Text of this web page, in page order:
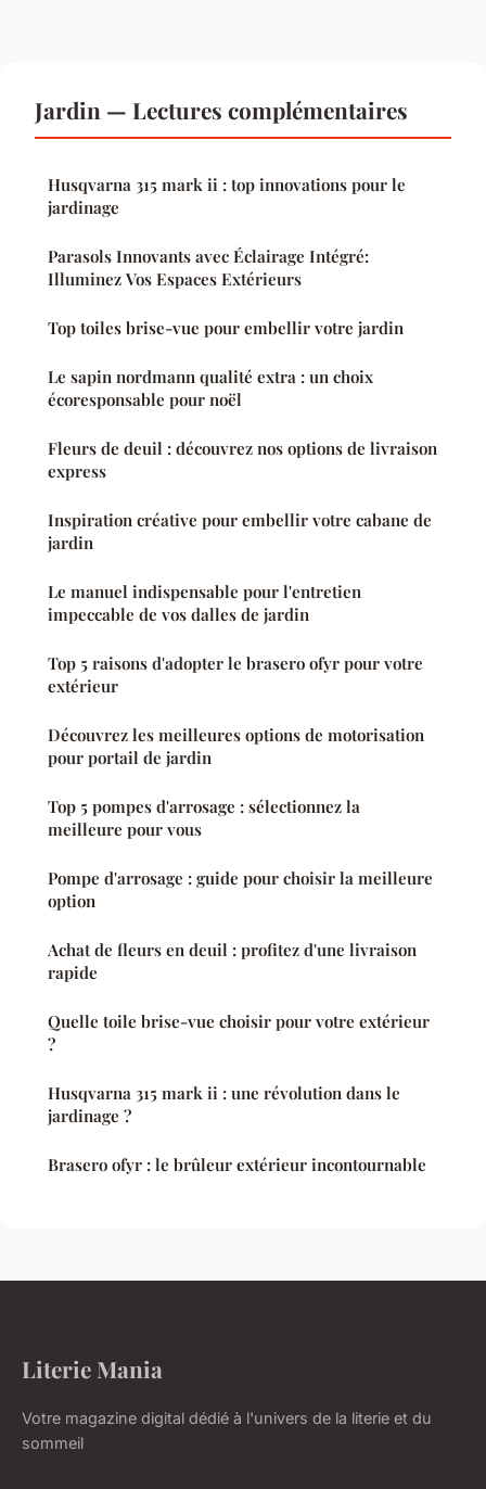
Jardin — Lectures complémentaires
Husqvarna 315 mark ii : top innovations pour le
jardinage
Parasols Innovants avec Éclairage Intégré:
Illuminez Vos Espaces Extérieurs
Top toiles brise-vue pour embellir votre jardin
Le sapin nordmann qualité extra : un choix
écoresponsable pour noël
Fleurs de deuil : découvrez nos options de livraison
express
Inspiration créative pour embellir votre cabane de
jardin
Le manuel indispensable pour l'entretien
impeccable de vos dalles de jardin
Top 5 raisons d'adopter le brasero ofyr pour votre
extérieur
Découvrez les meilleures options de motorisation
pour portail de jardin
Top 5 pompes d'arrosage : sélectionnez la
meilleure pour vous
Pompe d'arrosage : guide pour choisir la meilleure
option
Achat de fleurs en deuil : profitez d'une livraison
rapide
Quelle toile brise-vue choisir pour votre extérieur
?
Husqvarna 315 mark ii : une révolution dans le
jardinage ?
Brasero ofyr : le brûleur extérieur incontournable
Literie Mania
Votre magazine digital dédié à l'univers de la literie et du
sommeil